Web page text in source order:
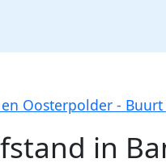
Oosterpolder - Buurt
in